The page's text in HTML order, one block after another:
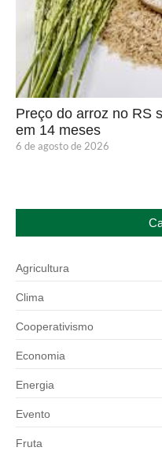
Preço do arroz no RS
em 14 meses
6 de agosto de 2026
Agricultura
Clima
Cooperativismo
Economia
Energia
Evento
Fruta